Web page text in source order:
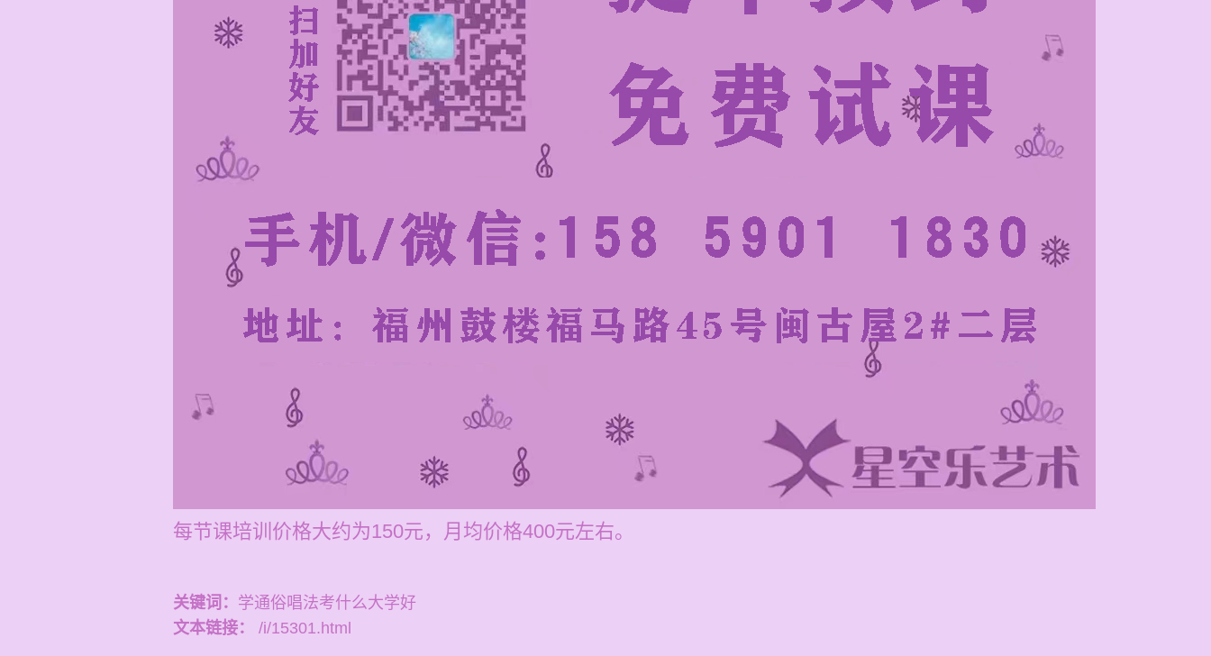
每节课培训价格大约为150元，月均价格400元左右。
关键词： 学通俗唱法考什么大学好
文本链接：
/i/15301.html